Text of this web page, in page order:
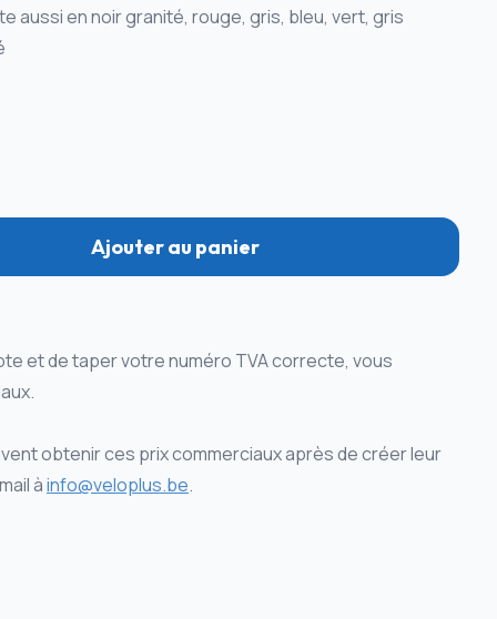
aussi en noir granité, rouge, gris, bleu, vert, gris
Ajouter au panier
et de taper votre numéro TVA correcte, vous
obtenir ces prix commerciaux après de créer leur
àinfo@veloplus.be.